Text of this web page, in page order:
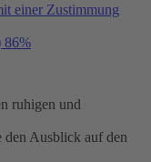
einer Zustimmung
86%
ruhigen und
den Ausblick auf den